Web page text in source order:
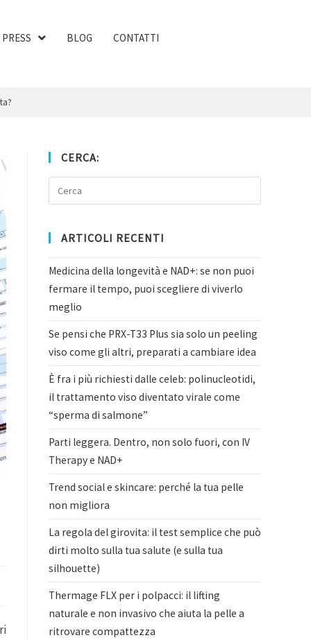
PRESS BLOG CONTATTI
CERCA:
ARTICOLI RECENTI
Medicina della longevità e NAD+: se non puoi
fermare il tempo, puoi scegliere di viverlo
meglio
Se pensi che PRX-T33 Plus sia solo un peeling
viso come gli altri, preparati a cambiare idea
È fra i più richiesti dalle celeb: polinucleotidi,
il trattamento viso diventato virale come
“sperma di salmone”
Parti leggera. Dentro, non solo fuori, con IV
Therapy e NAD+
Trend social e skincare: perché la tua pelle
non migliora
La regola del girovita: il test semplice che può
dirti molto sulla tua salute (e sulla tua
silhouette)
Thermage FLX per i polpacci: il lifting
naturale e non invasivo che aiuta la pelle a
ritrovare compattezza